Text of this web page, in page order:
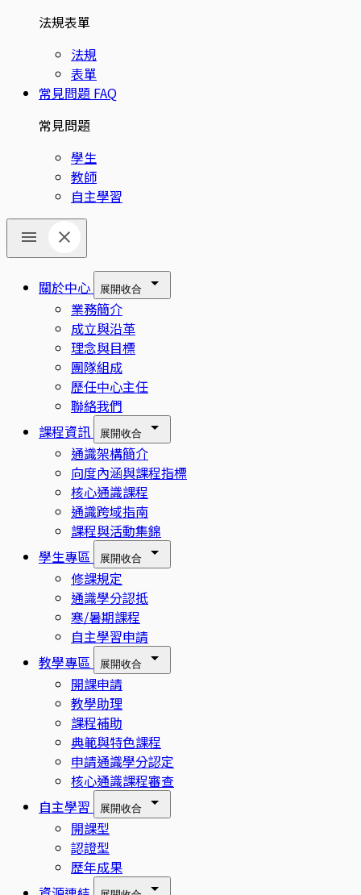
法規表單
法規
表單
常見問題 FAQ
常見問題
學生
教師
自主學習
關於中心 展開收合
業務簡介
成立與沿革
理念與目標
團隊組成
歷任中心主任
聯絡我們
課程資訊
展開收合
通識架構簡介
向度內涵與課程指標
核心通識課程
通識跨域指南
課程與活動集錦
學生專區
展開收合
修課規定
通識學分認抵
寒/暑期課程
自主學習申請
教學專區
展開收合
開課申請
教學助理
課程補助
典範與特色課程
申請通識學分認定
核心通識課程審查
自主學習
展開收合
開課型
認證型
歷年成果